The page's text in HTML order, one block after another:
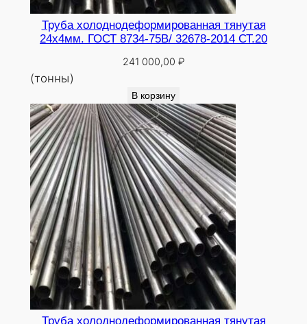
Труба холоднодеформированная тянутая
24х4мм. ГОСТ 8734-75В/ 32678-2014 СТ.20
241 000,00 ₽
(тонны)
В корзину
Труба холоднодеформированная тянутая